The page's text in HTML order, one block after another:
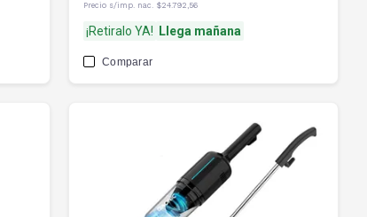
Precio s/imp. nac. $24.792,56
¡Retiralo YA! Llega mañana
Comparar